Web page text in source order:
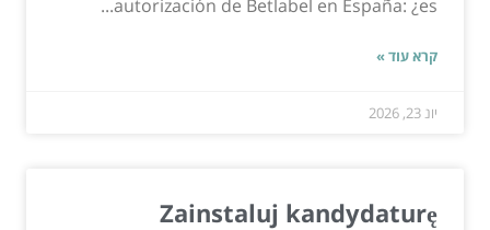
autorización de Betlabel en España: ¿es...
קרא עוד »
יונ 23, 2026
Zainstaluj kandydaturę